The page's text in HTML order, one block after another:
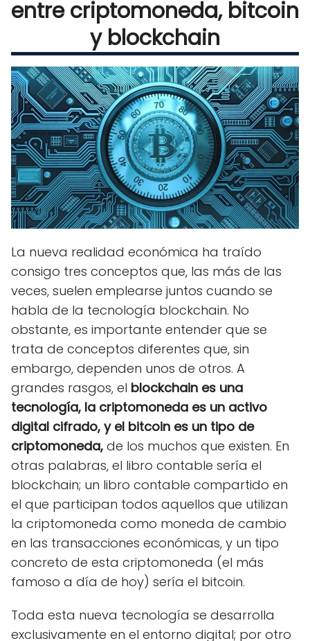
entre criptomoneda, bitcoin
y blockchain
La nueva realidad económica ha traído
consigo tres conceptos que, las más de las
veces, suelen emplearse juntos cuando se
habla de la tecnología blockchain. No
obstante, es importante entender que se
trata de conceptos diferentes que, sin
embargo, dependen unos de otros. A
grandes rasgos, el blockchain es una
tecnología, la criptomoneda es un activo
digital cifrado, y el bitcoin es un tipo de
criptomoneda, de los muchos que existen. En
otras palabras, el libro contable sería el
blockchain; un libro contable compartido en
el que participan todos aquellos que utilizan
la criptomoneda como moneda de cambio
en las transacciones económicas, y un tipo
concreto de esta criptomoneda (el más
famoso a día de hoy) sería el bitcoin.
Toda esta nueva tecnología se desarrolla
exclusivamente en el entorno digital; por otro